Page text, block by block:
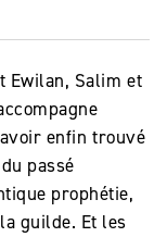
Ewilan, Salim et
enfin trouvé
passé
prophétie,
guilde. Et les